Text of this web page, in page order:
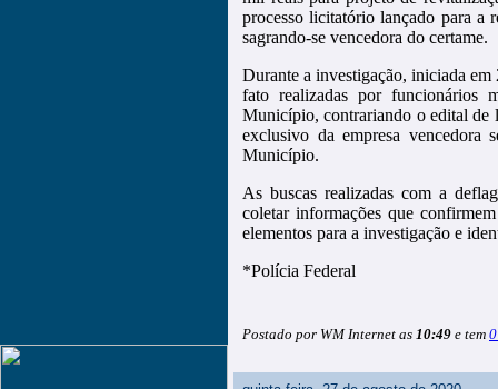
processo licitatório lançado para a
sagrando-se vencedora do certame.
Durante a investigação, iniciada em
fato realizadas por funcionários
Município, contrariando o edital de
exclusivo da empresa vencedora
Município.
As buscas realizadas com a
coletar informações que
elementos para a investigação e
*Polícia Federal
Postado por WM Internet as 10:49 e tem